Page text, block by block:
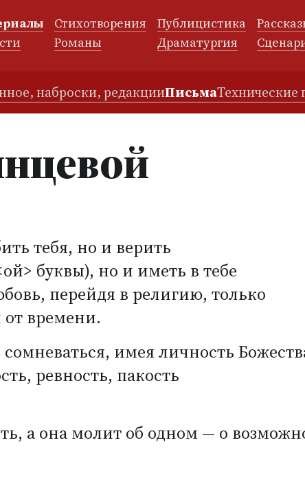
Стихотворения Публицистика
Романы Драматургия
наброски, редакцииПисьмаТехнические
тебя, но и верить
буквы), но и иметь в тебе
перейдя в религию, только
от времени.
имея личность
ревность, пакость
а она молит об одном — о